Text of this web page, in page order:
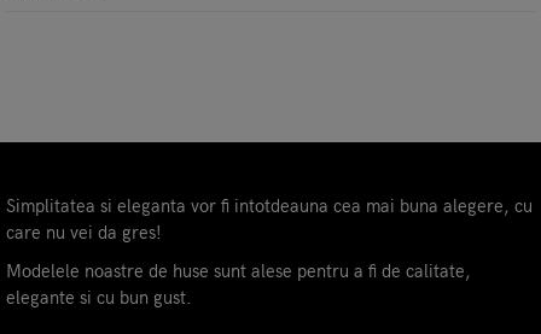
Simplitatea si eleganta vor fi intotdeauna cea mai buna alegere, cu
care nu vei da gres!
Modelele noastre de huse sunt alese pentru a fi de calitate,
elegante si cu bun gust.